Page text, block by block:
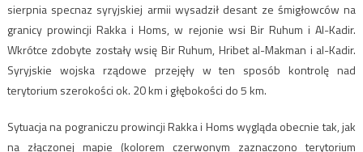
sierpnia specnaz syryjskiej armii wysadził desant ze śmigłowców na
granicy prowincji Rakka i Homs, w rejonie wsi Bir Ruhum i Al-Kadir.
Wkrótce zdobyte zostały wsię Bir Ruhum, Hribet al-Makman i al-Kadir.
Syryjskie wojska rządowe przejęły w ten sposób kontrolę nad
terytorium szerokości ok. 20 km i głębokości do 5 km.
Sytuacja na pograniczu prowincji Rakka i Homs wygląda obecnie tak, jak
na złączonej mapie (kolorem czerwonym zaznaczono terytorium